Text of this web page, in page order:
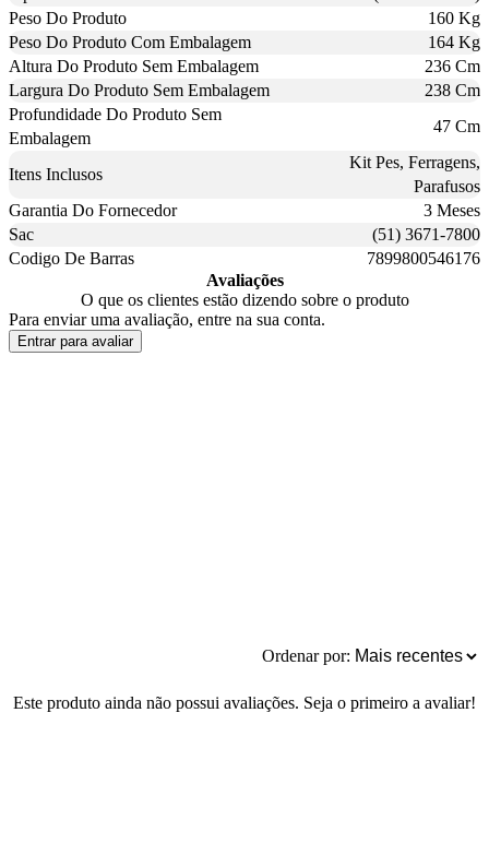
Peso Do Produto
160 Kg
Peso Do Produto Com Embalagem
164 Kg
Altura Do Produto Sem Embalagem
236 Cm
Largura Do Produto Sem Embalagem
238 Cm
Profundidade Do Produto Sem
Embalagem
47 Cm
Itens Inclusos
Kit Pes, Ferragens,
Parafusos
Garantia Do Fornecedor
3 Meses
Sac
(51) 3671-7800
Codigo De Barras
7899800546176
Avaliações
O que os clientes estão dizendo sobre o produto
Para enviar uma avaliação, entre na sua conta.
Entrar para avaliar
Ordenar por:
Este produto ainda não possui avaliações. Seja o primeiro a avaliar!